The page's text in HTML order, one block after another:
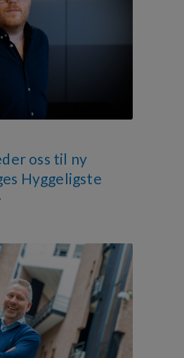
oss til ny
Hyggeligste